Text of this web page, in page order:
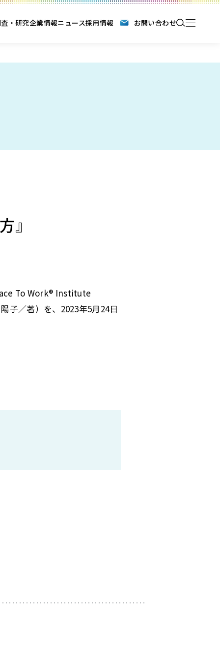
・研究企業情報ニュース採用情報 お問い合わせ
』
To Work® Institute
子／著）を、2023年5月24日